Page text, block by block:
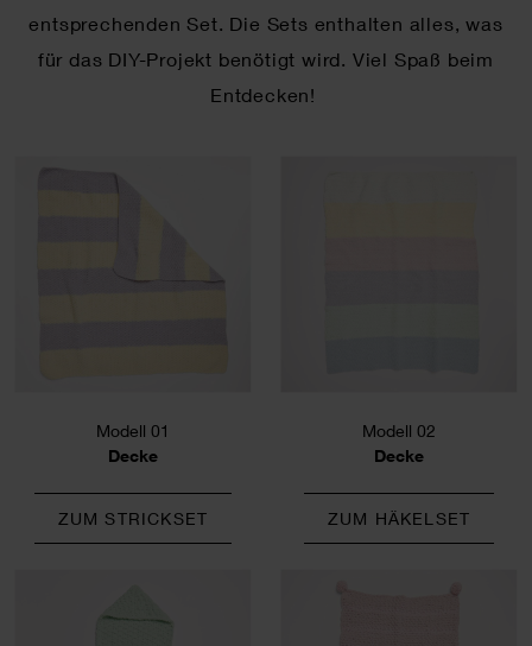
entsprechenden Set. Die Sets enthalten alles, was
für das DIY-Projekt benötigt wird. Viel Spaß beim
Entdecken!
Modell 01
Decke
ZUM STRICKSET
Modell 02
Decke
ZUM HÄKELSET